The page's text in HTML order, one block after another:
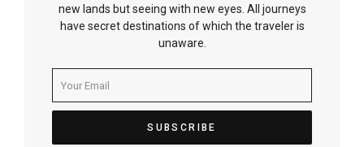
new lands but seeing with new eyes. All journeys
have secret destinations of which the traveler is
unaware.